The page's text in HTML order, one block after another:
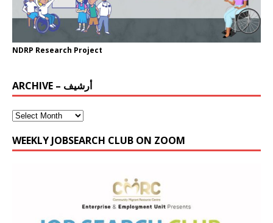
NDRP Research Project
ARCHIVE – أرشيف
WEEKLY JOBSEARCH CLUB ON ZOOM